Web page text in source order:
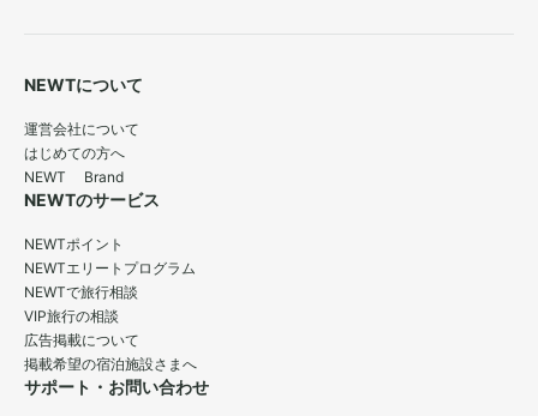
NEWTについて
運営会社について
はじめての方へ
NEWT Brand
NEWTのサービス
NEWTポイント
NEWTエリートプログラム
NEWTで旅行相談
VIP旅行の相談
広告掲載について
掲載希望の宿泊施設さまへ
サポート・お問い合わせ